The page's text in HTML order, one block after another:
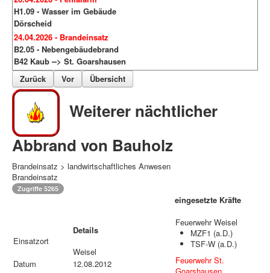
H1.09 - Wasser im Gebäude
Dörscheid
24.04.2026 - Brandeinsatz
B2.05 - Nebengebäudebrand
B42 Kaub --> St. Goarshausen
Zurück
Vor Übersicht
Weiterer nächtlicher
Abbrand von Bauholz
Brandeinsatz > landwirtschaftliches Anwesen
Brandeinsatz
Zugriffe 5265
Einsatzort
Details
Weisel
Datum
12.08.2012
eingesetzte Kräfte
Feuerwehr Weisel
MZF1 (a.D.)
TSF-W (a.D.)
Feuerwehr St.